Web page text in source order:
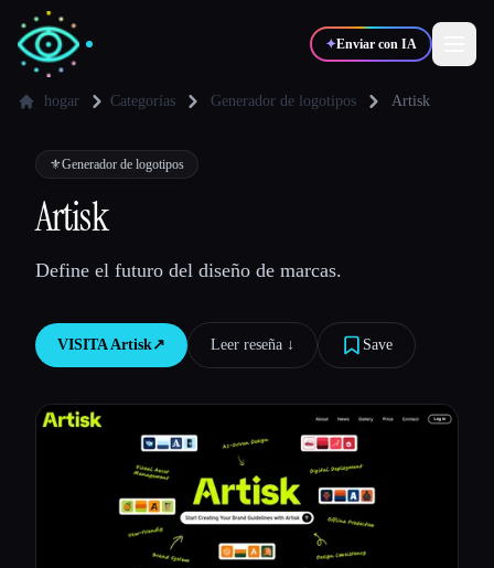
✦Enviar con IA
✍️Escritores
💻
Blog
Comparar herramientas
Todas las categorías
hogar Categorías Generador de logotipos Artisk
⚜️Generador de logotipos
Artisk
Define el futuro del diseño de marcas.
VISITAArtisk↗︎ Leer reseña ↓︎ Save